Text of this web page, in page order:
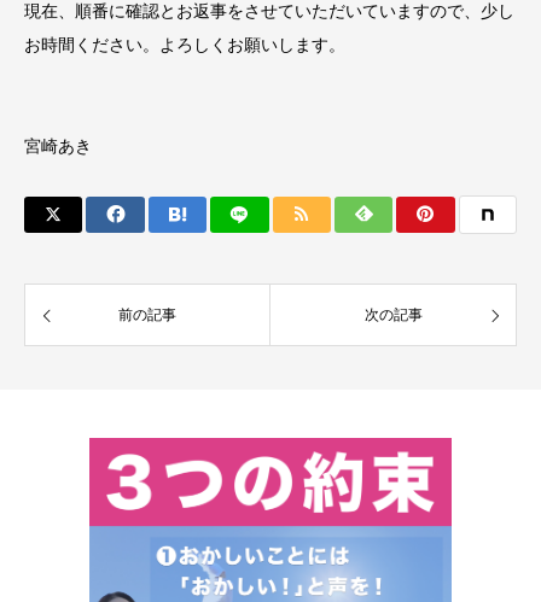
現在、順番に確認とお返事をさせていただいていますので、少し
お時間ください。よろしくお願いします。
宮崎あき
前の記事 次の記事